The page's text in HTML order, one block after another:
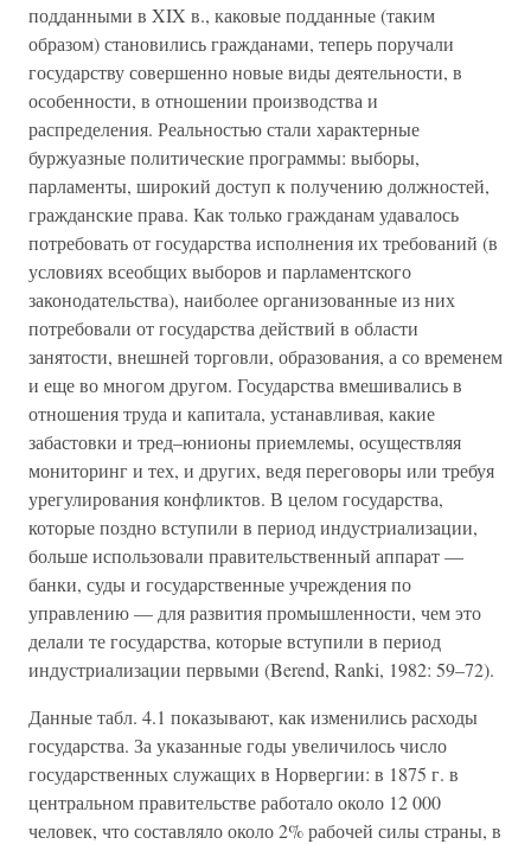
подданными в XIX в., каковые подданные (таким
образом) становились гражданами, теперь поручали
государству совершенно новые виды деятельности, в
особенности, в отношении производства и
распределения. Реальностью стали характерные
буржуазные политические программы: выборы,
парламенты, широкий доступ к получению должностей,
гражданские права. Как только гражданам удавалось
потребовать от государства исполнения их требований (в
условиях всеобщих выборов и парламентского
законодательства), наиболее организованные из них
потребовали от государства действий в области
занятости, внешней торговли, образования, а со временем
и еще во многом другом. Государства вмешивались в
отношения труда и капитала, устанавливая, какие
забастовки и тред–юнионы приемлемы, осуществляя
мониторинг и тех, и других, ведя переговоры или требуя
урегулирования конфликтов. В целом государства,
которые поздно вступили в период индустриализации,
больше использовали правительственный аппарат —
банки, суды и государственные учреждения по
управлению — для развития промышленности, чем это
делали те государства, которые вступили в период
индустриализации первыми (Berend, Ranki, 1982: 59–72).
Данные табл. 4.1 показывают, как изменились расходы
государства. За указанные годы увеличилось число
государственных служащих в Норвергии: в 1875 г. в
центральном правительстве работало около 12 000
человек, что составляло около 2% рабочей силы страны, в